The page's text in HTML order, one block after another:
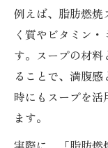
慣化
日常生
の工夫
医療痩
イデア
例えば、脂肪燃焼
く質やビタミン
す。スープの材
ることで、満腹
時にもスープを活
ます。